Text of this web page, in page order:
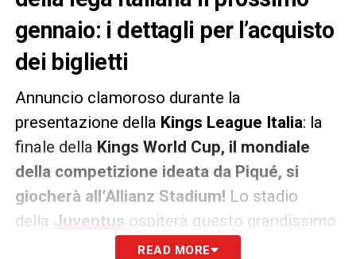
gennaio: i dettagli per l’acquisto
dei biglietti
Annuncio clamoroso durante la
presentazione della Kings League Italia: la
finale della Kings World Cup, il mondiale
della competizione ideata da Piqué, si
giocherà all’Allianz Stadium! Lo stadio
della Juventus ospiterà questo grandissimo
torneo che riunirà 16 squadre che si
READ MORE